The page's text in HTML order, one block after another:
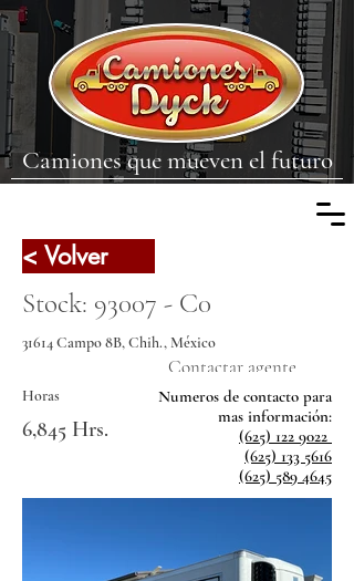
Camiones que mueven el futuro
< Volver
Stock: 93007 - C0
31614 Campo 8B, Chih., México
Contactar agente
Horas
6,845 Hrs.
Numeros de contacto para
mas información:
(625) 122 9022
(625) 133 5616
(625) 589 4645